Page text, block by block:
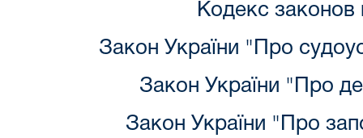
Кодекс
Закон України "Про
Закон України "Про
Закон України "Про